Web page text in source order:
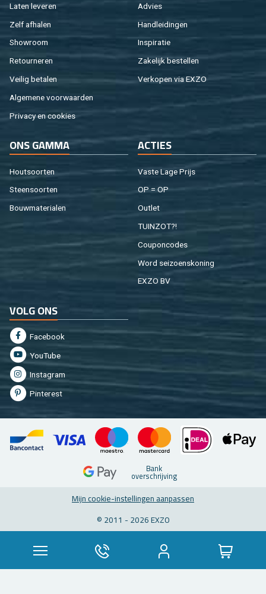
Laten le­ve­ren
Zelf af­ha­len
Show­room
Re­tour­ne­ren
Vei­lig be­ta­len
Al­ge­me­ne voor­waar­den
Pri­va­cy en coo­kies
Ad­vies
Hand­lei­din­gen
In­spi­ra­tie
Za­ke­lijk be­stel­len
Ver­ko­pen via EXZO
ONS GAMMA
Hout­soor­ten
Steen­soor­ten
Bouw­ma­te­ri­a­len
AC­TIES
Vaste Lage Prijs
OP = OP
Out­let
TUIN­ZOT?!
Cou­pon­co­des
Word sei­zoens­ko­ning
EXZO BV
VOLG ONS
Fa­cebook
You­Tu­be
In­st­agram
Pin­te­rest
Bank
over­schrij­ving
Mijn coo­kie-in­stel­lin­gen aan­pas­sen
© 2011 - 2026 EXZO